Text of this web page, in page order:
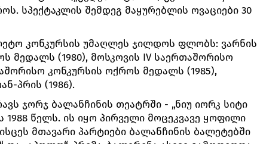
სპექტაკლის შემდეგ მაყურებლის ოვაციები 30
კონკურსის უმაღლეს ჯილდოს ფლობს: ვარნის
მედალს (1980), მოსკოვის IV საერთაშორისო
კონკურსის ოქროს მედალს (1985),
პრის (1986).
ჯორჯ ბალანჩინის თეატრში - „ნიუ იორკ სიტი
წელს. ის იყო პირველი მოცეკვავე ყოფილი
მთავარი პარტიები ბალანჩინის ბალეტებში